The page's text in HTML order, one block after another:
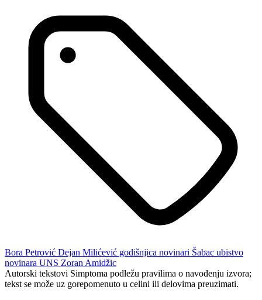
Bora Petrović Dejan Milićević godišnjica novinari Šabac ubistvo
novinara UNS Zoran Amidžic
Autorski tekstovi Simptoma podležu pravilima o navođenju izvora;
tekst se može uz gorepomenuto u celini ili delovima preuzimati.